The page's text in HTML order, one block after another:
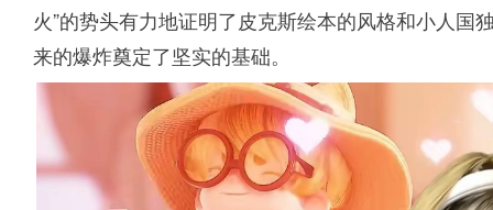
火”的势头有力地证明了皮克斯绘本的风格和小人
来的爆炸奠定了坚实的基础。